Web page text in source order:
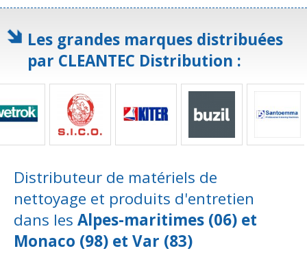
Les grandes marques distribuées
par CLEANTEC Distribution :
Distributeur de matériels de
nettoyage et produits d'entretien
dans les Alpes-maritimes (06) et
Monaco (98) et Var (83)